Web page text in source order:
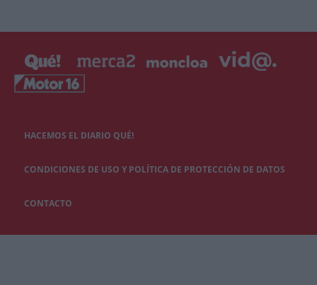
HACEMOS EL DIARIO QUÉ!
CONDICIONES DE USO Y POLÍTICA DE PROTECCIÓN DE DATOS
CONTACTO